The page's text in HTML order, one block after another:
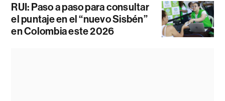
RUI: Paso a paso para consultar
el puntaje en el “nuevo Sisbén”
en Colombia este 2026